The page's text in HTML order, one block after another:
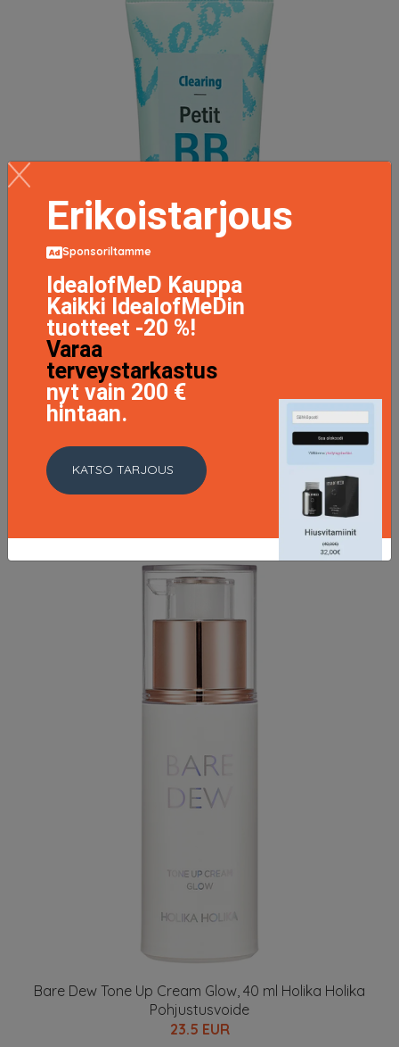
Clearing Petit BB Cream, 30 ml Holika Holika K-Beauty
LISÄTIETOJA
Bare Dew Tone Up Cream Glow, 40 ml Holika Holika
Pohjustusvoide
23.5 EUR
Erikoistarjous
Sponsoriltamme
IdealofMeD Kauppa
Kaikki IdealofMeDin
tuotteet -20 %!
Varaa
terveystarkastus
nyt vain 200 €
hintaan.
KATSO TARJOUS